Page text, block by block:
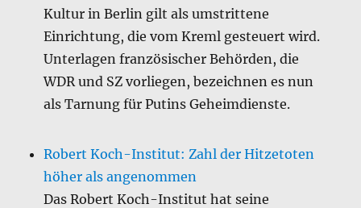
Kultur in Berlin gilt als umstrittene
Einrichtung, die vom Kreml gesteuert wird.
Unterlagen französischer Behörden, die
WDR und SZ vorliegen, bezeichnen es nun
als Tarnung für Putins Geheimdienste.
Robert Koch-Institut: Zahl der Hitzetoten
höher als angenommen
Das Robert Koch-Institut hat seine